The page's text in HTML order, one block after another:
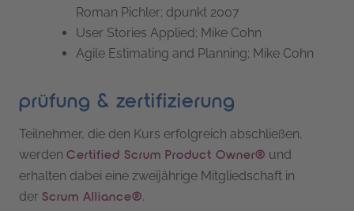
Roman Pichler; dpunkt 2007
User Stories Applied; Mike Cohn
Agile Estimating and Planning; Mike Cohn
prüfung & zertifizierung
Teilnehmer, die den Kurs erfolgreich abschließen,
werden Certified Scrum Product Owner® und
erhalten dabei eine zweijährige Mitgliedschaft in
der Scrum Alliance®.